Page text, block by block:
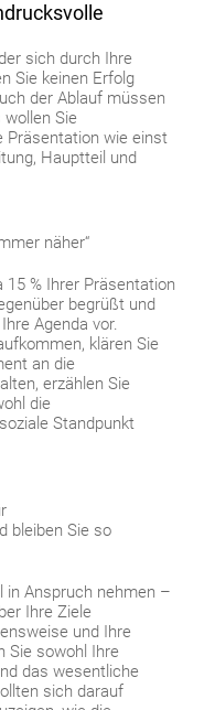
sich durch Ihre
Sie keinen Erfolg
der Ablauf müssen
Sie
Präsentation wie einst
Hauptteil und
näher“
% Ihrer Präsentation
begrüßt und
Agenda vor.
klären Sie
an die
erzählen Sie
die
Standpunkt
bleiben Sie so
in Anspruch nehmen –
Ihre Ziele
und Ihre
Sie sowohl Ihre
das wesentliche
sich darauf